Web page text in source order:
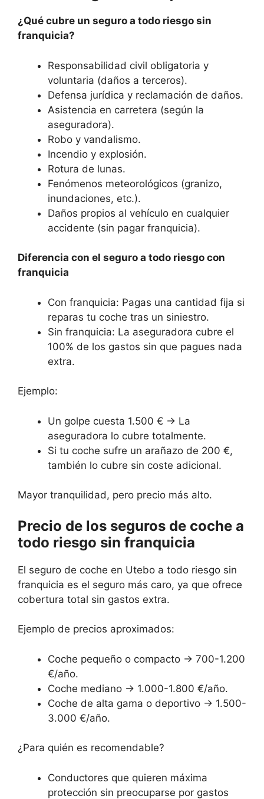
¿Qué cubre un seguro a todo riesgo sin
franquicia?
Responsabilidad civil obligatoria y
voluntaria (daños a terceros).
Defensa jurídica y reclamación de daños.
Asistencia en carretera (según la
aseguradora).
Robo y vandalismo.
Incendio y explosión.
Rotura de lunas.
Fenómenos meteorológicos (granizo,
inundaciones, etc.).
Daños propios al vehículo en cualquier
accidente (sin pagar franquicia).
Diferencia con el seguro a todo riesgo con
franquicia
Con franquicia: Pagas una cantidad fija si
reparas tu coche tras un siniestro.
Sin franquicia: La aseguradora cubre el
100% de los gastos sin que pagues nada
extra.
Ejemplo:
Un golpe cuesta 1.500 € → La
aseguradora lo cubre totalmente.
Si tu coche sufre un arañazo de 200 €,
también lo cubre sin coste adicional.
Mayor tranquilidad, pero precio más alto.
Precio de los seguros de coche a
todo riesgo sin franquicia
El seguro de coche en Utebo a todo riesgo sin
franquicia es el seguro más caro, ya que ofrece
cobertura total sin gastos extra.
Ejemplo de precios aproximados:
Coche pequeño o compacto → 700-1.200
€/año.
Coche mediano → 1.000-1.800 €/año.
Coche de alta gama o deportivo → 1.500-
3.000 €/año.
¿Para quién es recomendable?
Conductores que quieren máxima
protección sin preocuparse por gastos